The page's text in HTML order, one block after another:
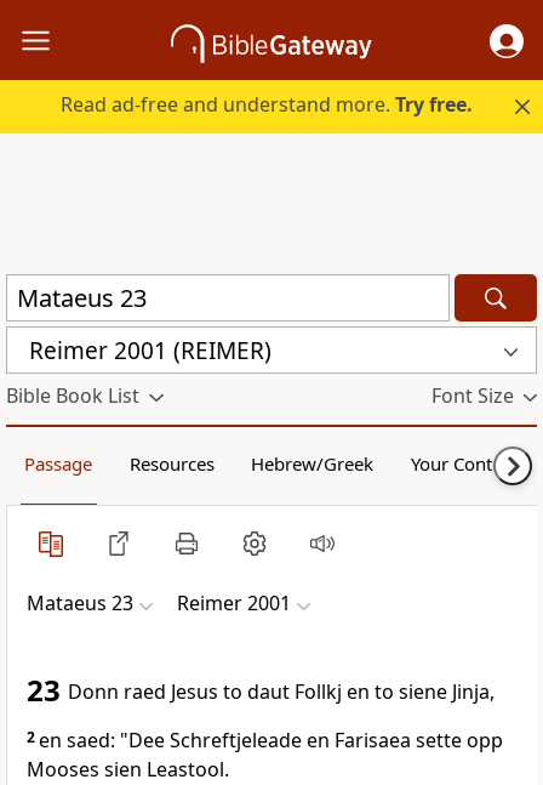
Read ad-free and understand more.Try free.
Reimer 2001 (REIMER)
Bible Book List Font Size
Passage Resources Hebrew/Greek Your Content
Mataeus 23 Reimer 2001
23 Donn raed Jesus to daut Follkj en to siene Jinja,
2en saed: "Dee Schreftjeleade en Farisaea sette opp
Mooses sien Leastool.